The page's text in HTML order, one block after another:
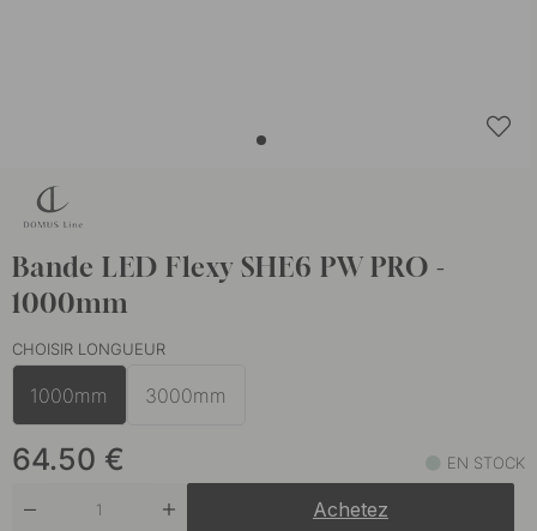
Bande LED Flexy SHE6 PW PRO -
1000mm
CHOISIR LONGUEUR
1000mm 3000mm
64.50 € EN STOCK
Achetez